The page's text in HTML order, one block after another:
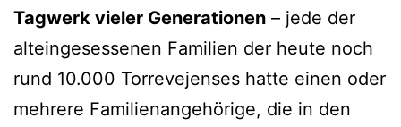
Tagwerk vieler Generationen – jede der
alteingesessenen Familien der heute noch
rund 10.000 Torrevejenses hatte einen oder
mehrere Familienangehörige, die in den